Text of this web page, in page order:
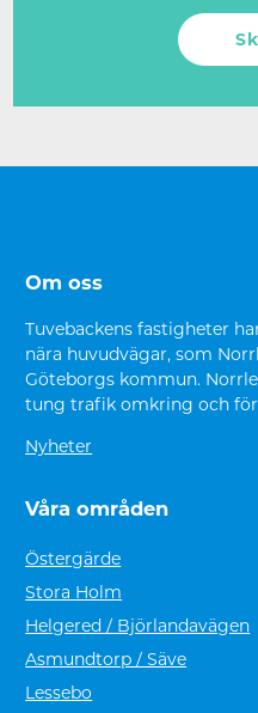
Om oss
Tuvebackens fastigheter
nära huvudvägar, som
Göteborgs kommun.
tung trafik omkring och
Nyheter
Våra områden
Östergärde
Stora Holm
Helgered / Björlandavägen
Asmundtorp / Säve
Lessebo